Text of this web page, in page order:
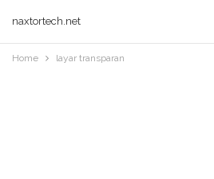
naxtortech.net
Home layar transparan